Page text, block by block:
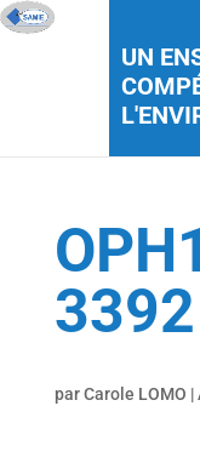
UN
3392
parCarole LOMO |